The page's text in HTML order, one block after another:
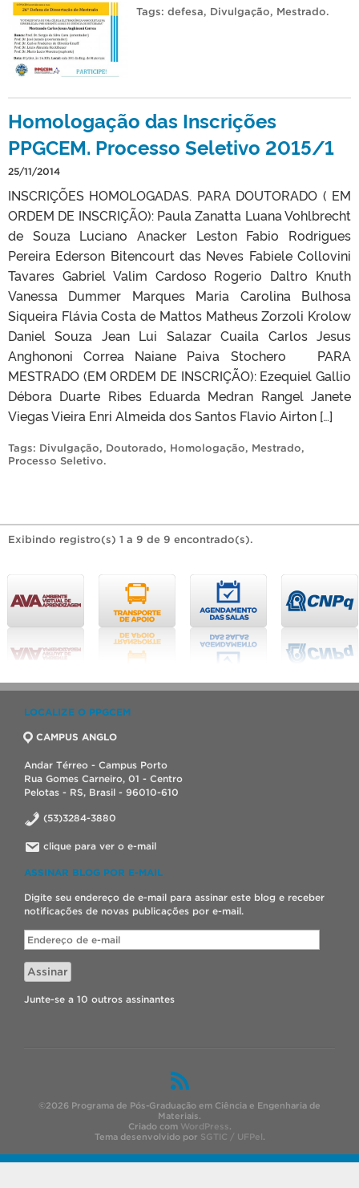
Tags: defesa, Divulgação, Mestrado.
Homologação das Inscrições
PPGCEM. Processo Seletivo 2015/1
25/11/2014
INSCRIÇÕES HOMOLOGADAS. PARA DOUTORADO ( EM
ORDEM DE INSCRIÇÃO): Paula Zanatta Luana Vohlbrecht
de Souza Luciano Anacker Leston Fabio Rodrigues
Pereira Ederson Bitencourt das Neves Fabiele Collovini
Tavares Gabriel Valim Cardoso Rogerio Daltro Knuth
Vanessa Dummer Marques Maria Carolina Bulhosa
Siqueira Flávia Costa de Mattos Matheus Zorzoli Krolow
Daniel Souza Jean Lui Salazar Cuaila Carlos Jesus
Anghononi Correa Naiane Paiva Stochero PARA
MESTRADO (EM ORDEM DE INSCRIÇÃO): Ezequiel Gallio
Débora Duarte Ribes Eduarda Medran Rangel Janete
Viegas Vieira Enri Almeida dos Santos Flavio Airton […]
Tags: Divulgação, Doutorado, Homologação, Mestrado,
Processo Seletivo.
Exibindo registro(s) 1 a 9 de 9 encontrado(s).
LOCALIZE O PPGCEM
CAMPUS ANGLO
Andar Térreo - Campus Porto
Rua Gomes Carneiro, 01 - Centro
Pelotas - RS, Brasil - 96010-610
(53)3284-3880
clique para ver o e-mail
ASSINAR BLOG POR E-MAIL
Digite seu endereço de e-mail para assinar este blog e receber
notificações de novas publicações por e-mail.
Endereço
de
e-
mail
Assinar
Junte-se a 10 outros assinantes
©2026 Programa de Pós-Graduação em Ciência e Engenharia de
Materiais.
Criado com WordPress.
Tema desenvolvido por SGTIC / UFPel.